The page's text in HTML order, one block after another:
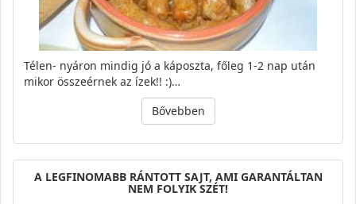
Télen- nyáron mindig jó a káposzta, főleg 1-2 nap után
mikor összeérnek az ízek!! :)…
Bővebben
A LEGFINOMABB RÁNTOTT SAJT, AMI GARANTÁLTAN
NEM FOLYIK SZÉT!